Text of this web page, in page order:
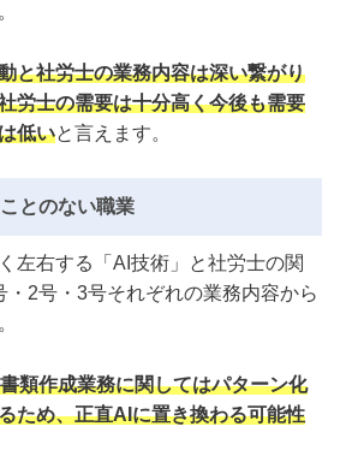
と社労士の業務内容は深い繋がり
労士の需要は十分高く今後も需要
低いと言えます。
とのない職業
左右する「AI技術」と社労士の関
・2号・3号それぞれの業務内容から
類作成業務に関してはパターン化
ため、正直AIに置き換わる可能性